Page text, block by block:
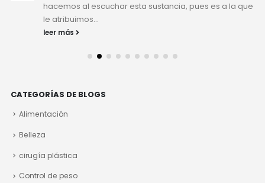
hacemos al escuchar esta sustancia, pues es a la que
le atribuimos...
leer más
CATEGORÍAS DE BLOGS
Alimentación
Belleza
cirugía plástica
Control de peso